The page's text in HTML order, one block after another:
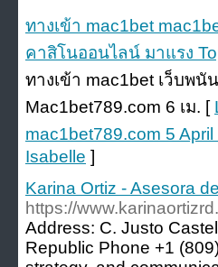
ทางเข้า mac1bet
คาสิโนออนไลน์ มาแรง
ทางเข้า mac1bet เว็บพ
Mac1bet789.com 6 เม. [
mac1bet789.com 5
Isabelle ]
Karina Ortiz - Asesora
https://
Address: C. Justo
Republic Phone +1